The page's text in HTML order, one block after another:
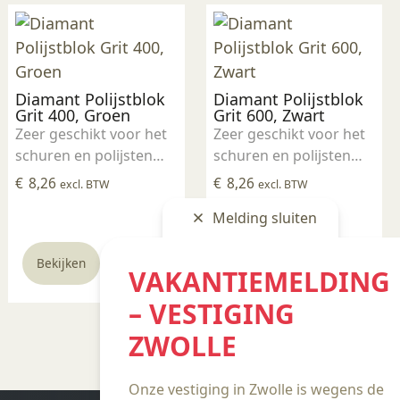
Melding sluiten
VAKANTIEMELDING
– VESTIGING
ZWOLLE
Onze vestiging in Zwolle is wegens de
Diamant Polijstblok
Grit 400, Groen
Zeer geschikt voor het
schuren en polijsten
van onder andere
gebruikt om gestookte
glazuurresten van
keramiek te
verwijderen. Hoe lager
het getal van de grit,
€ 8,26 excl. BTW
Bekijken
Diamant Polijstblok
Grit 600, Zwart
Zeer geschikt voor het
schuren en polijsten
van onder andere
Wordt ook vaak
keramiek te
verwijderen. Hoe lager
het getal van de grit,
hoe grover het
€ 8,26 excl. BTW